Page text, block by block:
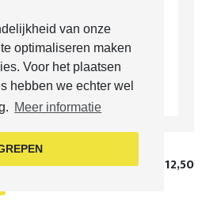
van onze
optimaliseren maken
Voor het plaatsen
hebben we echter wel
Meer informatie
€ 12,50